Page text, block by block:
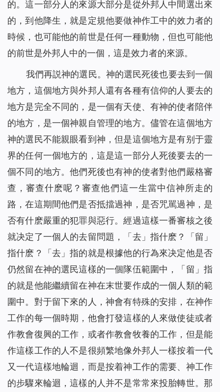
的。這一部分人的來源大部分是從外邦人中間選出來
的，到他降生，就是定規他要做神作工中的效力者的
時候，也可能他的前世是任何一種動物，但也可能他
的前世是外邦人中的一個，這是效力者的來源。
我們再説神的選民。神的選民死後也要去到一個
地方，這個地方與外邦人還有各種有信仰的人要去的
地方是完全不同的，是一個有天使、有神的使者陪伴
的地方，是一個神親自管理的地方。儘管在這個地方
神的選民不能親眼看到神，但是這個地方是有别于靈
界的任何一個地方的，這是這一部分人死後要去的一
個不同的地方。他們死後也有神的使者對他們嚴格審
查，審查什麽呢？審查他們這一生當中信神所走的
路，在這期間他們是否抵擋過神，是否咒駡過神，是
否有什麽嚴重的犯罪與惡行。經過這樣一番審核之後
就决定了一個人的去留問題，「去」指什麽？「留」
指什麽？「去」指的就是根據他的行為來决定他是否
仍然留在神的選民這樣的一個隊伍範圍中，「留」指
的就是他能繼續留在神在末世要作成的一個人類的範
圍中。對于留下來的人，神會有特殊的安排，在神作
工作的每一個時期，他會打發這樣的人來做使徒或者
作教會復興的工作，或者作教會牧養的工作，但是能
作這樣工作的人不是很頻繁地像外邦人一樣按着一代
又一代這樣地輪迴，而是按着神工作的需要、神工作
的步驟來輪迴，這樣的人并不是常常來投胎轉世。那